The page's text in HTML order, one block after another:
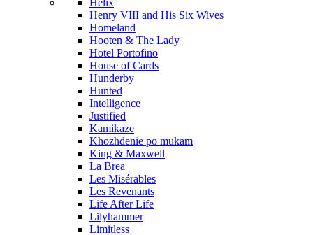
Helix
Henry VIII and His Six Wives
Homeland
Hooten & The Lady
Hotel Portofino
House of Cards
Hunderby
Hunted
Intelligence
Justified
Kamikaze
Khozhdenie po mukam
King & Maxwell
La Brea
Les Misérables
Les Revenants
Life After Life
Lilyhammer
Limitless